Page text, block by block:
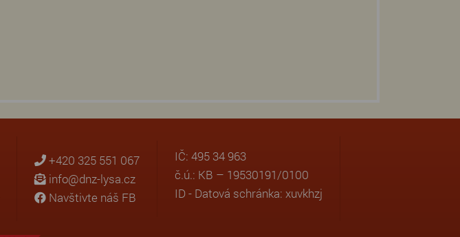
+420 325 551 067
info@dnz-lysa.cz
Navštivte náš FB
IČ: 495 34 963
č.ú.: KB – 19530191/0100
ID - Datová schránka: xuvkhzj